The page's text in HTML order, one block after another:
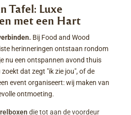
Tafel: Luxe
met een Hart
Bij Food and Wood
herinneringen ontstaan rondom
nu een ontspannen avond thuis
dat zegt "ik zie jou", of de
event organiseert: wij maken van
ontmoeting.
die tot aan de voordeur